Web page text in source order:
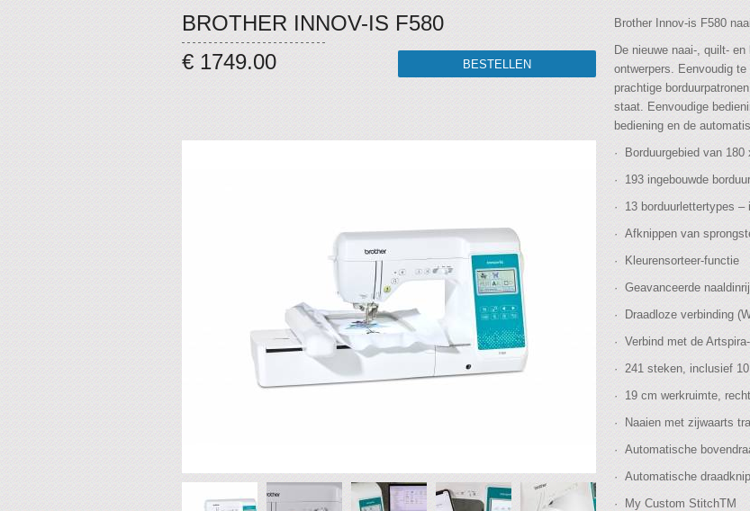
BROTHER INNOV-IS F580
€ 1749.00
Brother Innov-is F580
De nieuwe naai-, quilt-
ontwerpers. Eenvoudig
prachtige
staat. Eenvoudige
bediening en de
· Borduurgebied van 180
· 193 ingebouwde
· 13 borduurlettertypes –
· Afknippen van
· Kleurensorteer-functie
· Geavanceerde
· Draadloze verbinding
· Verbind met de
· 241 steken, inclusief
· 19 cm werkruimte,
· Naaien met zijwaarts
· Automatische
· Automatische
· My Custom StitchTM